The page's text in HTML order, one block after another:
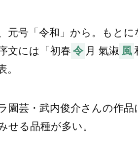
元号「令和」から。もと
文には「初春 令 月 氣淑 風
。
園芸・武内俊介さんの作
せる品種が多い。